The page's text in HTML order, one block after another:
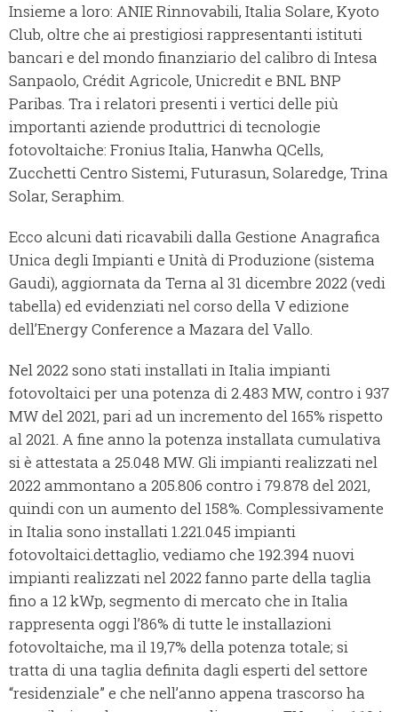
Insieme a loro: ANIE Rinnovabili, Italia Solare, Kyoto
Club, oltre che ai prestigiosi rappresentanti istituti
bancari e del mondo finanziario del calibro di Intesa
Sanpaolo, Crédit Agricole, Unicredit e BNL BNP
Paribas. Tra i relatori presenti i vertici delle più
importanti aziende produttrici di tecnologie
fotovoltaiche: Fronius Italia, Hanwha QCells,
Zucchetti Centro Sistemi, Futurasun, Solaredge, Trina
Solar, Seraphim.
Ecco alcuni dati ricavabili dalla Gestione Anagrafica
Unica degli Impianti e Unità di Produzione (sistema
Gaudi), aggiornata da Terna al 31 dicembre 2022 (vedi
tabella) ed evidenziati nel corso della V edizione
dell’Energy Conference a Mazara del Vallo.
Nel 2022 sono stati installati in Italia impianti
fotovoltaici per una potenza di 2.483 MW, contro i 937
MW del 2021, pari ad un incremento del 165% rispetto
al 2021. A fine anno la potenza installata cumulativa
si è attestata a 25.048 MW. Gli impianti realizzati nel
2022 ammontano a 205.806 contro i 79.878 del 2021,
quindi con un aumento del 158%. Complessivamente
in Italia sono installati 1.221.045 impianti
fotovoltaici.dettaglio, vediamo che 192.394 nuovi
impianti realizzati nel 2022 fanno parte della taglia
fino a 12 kWp, segmento di mercato che in Italia
rappresenta oggi l’86% di tutte le installazioni
fotovoltaiche, ma il 19,7% della potenza totale; si
tratta di una taglia definita dagli esperti del settore
“residenziale” e che nell’anno appena trascorso ha